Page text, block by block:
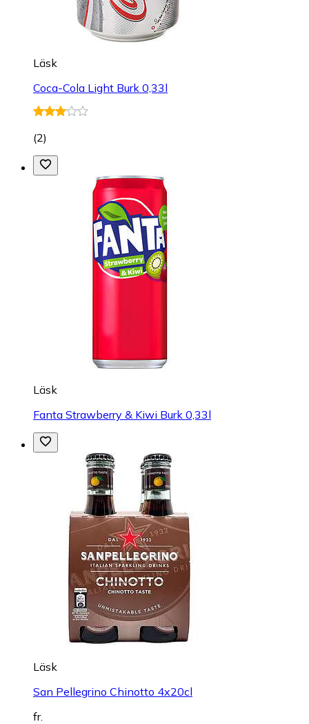
Läsk
Coca-Cola Light Burk 0,33l
(2)
Läsk
Fanta Strawberry & Kiwi Burk 0,33l
Läsk
San Pellegrino Chinotto 4x20cl
fr.